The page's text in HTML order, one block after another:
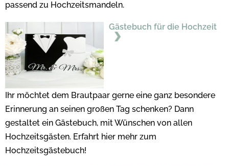
passend zu Hochzeitsmandeln.
Gästebuch für die Hochzeit
Ihr möchtet dem Brautpaar gerne eine ganz besondere
Erinnerung an seinen großen Tag schenken? Dann
gestaltet ein Gästebuch, mit Wünschen von allen
Hochzeitsgästen. Erfahrt hier mehr zum
Hochzeitsgästebuch!